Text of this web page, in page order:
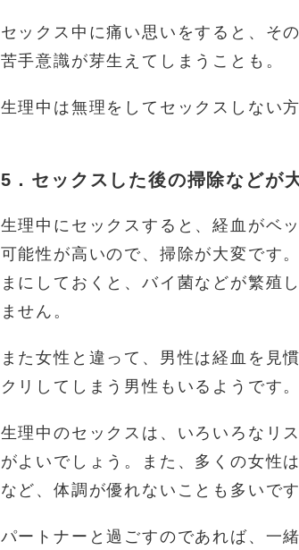
セックス中に痛い思いをすると、そ
苦手意識が芽生えてしまうことも。
生理中は無理をしてセックスしない
5．セックスした後の掃除などが
生理中にセックスすると、経血がベ
可能性が高いので、掃除が大変です
まにしておくと、バイ菌などが繁殖
ません。
また女性と違って、男性は経血を見
クリしてしまう男性もいるようです。
生理中のセックスは、いろいろなリ
がよいでしょう。また、多くの女性
など、体調が優れないことも多いです
パートナーと過ごすのであれば、一